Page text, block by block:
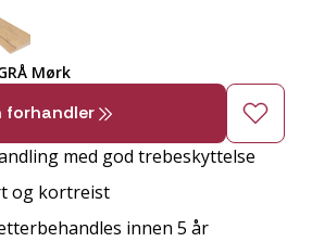
Mørk
forhandler
med god trebeskyttelse
og kortreist
innen 5 år